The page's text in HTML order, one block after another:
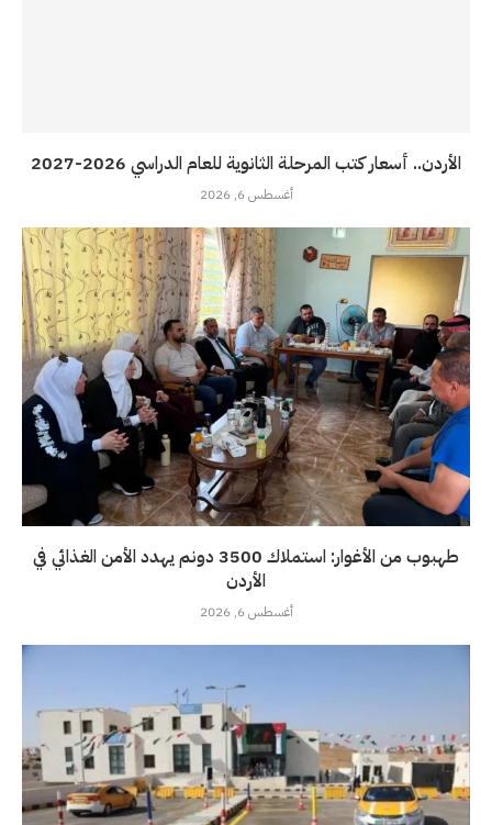
الأردن.. أسعار كتب المرحلة الثانوية للعام الدراسي 2026-2027
أغسطس 6, 2026
طهبوب من الأغوار: استملاك 3500 دونم يهدد الأمن الغذائي في
الأردن
أغسطس 6, 2026